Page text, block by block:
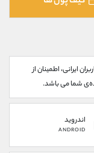
ایرانی، اطمینان از
شما می باشد.
اندروید
ANDROID